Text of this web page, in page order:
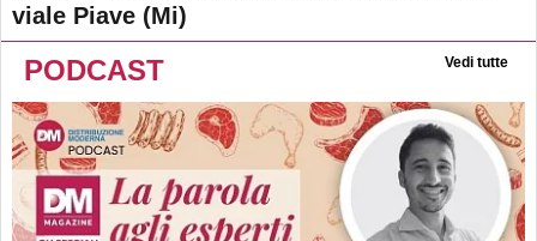
viale Piave (Mi)
PODCAST Vedi tutte